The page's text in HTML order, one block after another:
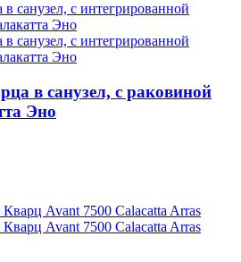
в санузел, с раковиной
Эно